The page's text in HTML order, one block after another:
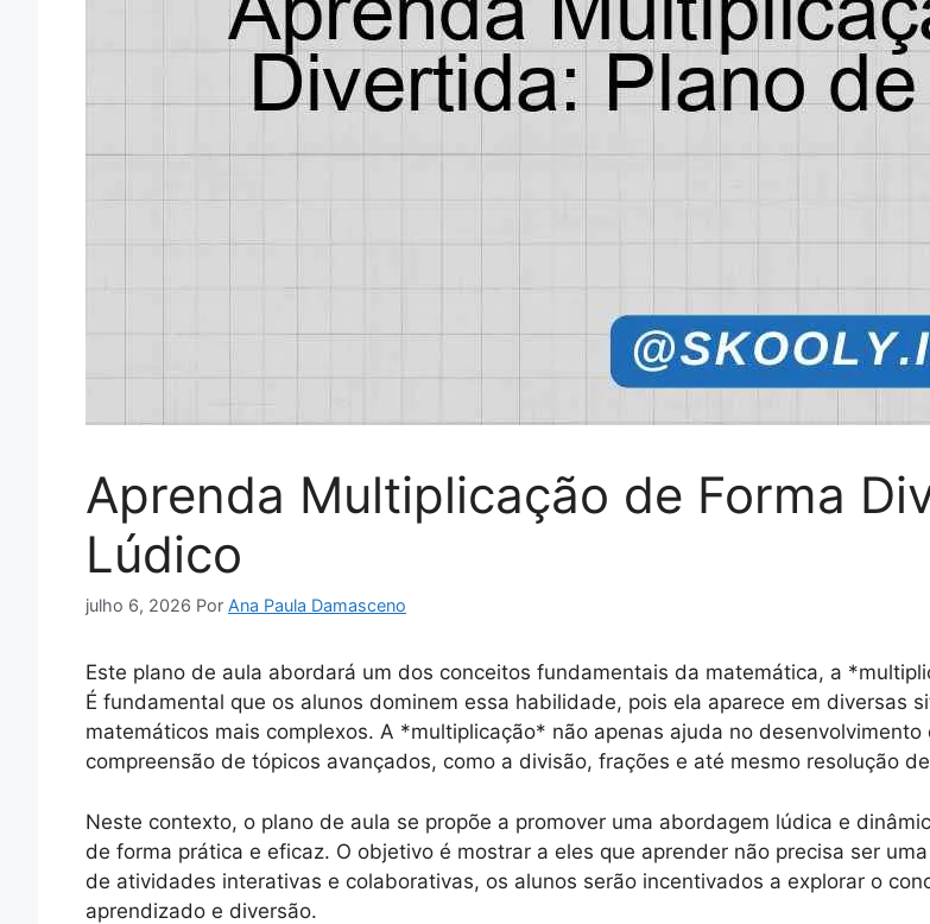
Aprenda Multiplicação de Forma
Lúdico
julho 6, 2026 Por Ana Paula Damasceno
Este plano de aula abordará um dos conceitos fundamentais da matemática, a
É fundamental que os alunos dominem essa habilidade, pois ela aparece em diversas
matemáticos mais complexos. A *multiplicação* não apenas ajuda no
compreensão de tópicos avançados, como a divisão, frações e até mesmo resolução
Neste contexto, o plano de aula se propõe a promover uma abordagem lúdica e
de forma prática e eficaz. O objetivo é mostrar a eles que aprender não precisa ser
de atividades interativas e colaborativas, os alunos serão incentivados a explorar o
aprendizado e diversão.